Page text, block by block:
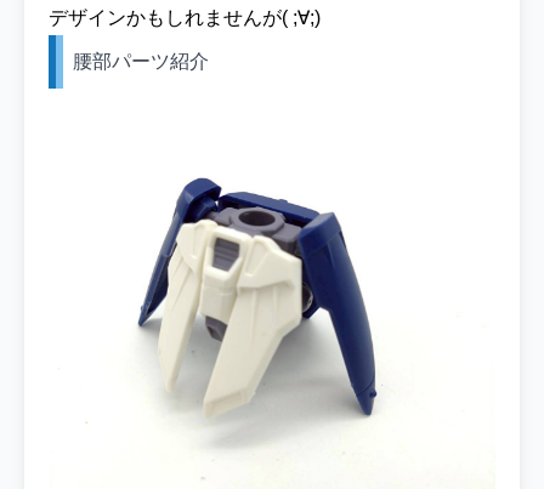
デザインかもしれませんが( ;∀;)
腰部パーツ紹介